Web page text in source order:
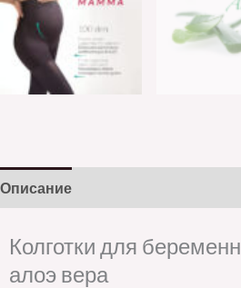
Описание
Колготки для
алоэ вера